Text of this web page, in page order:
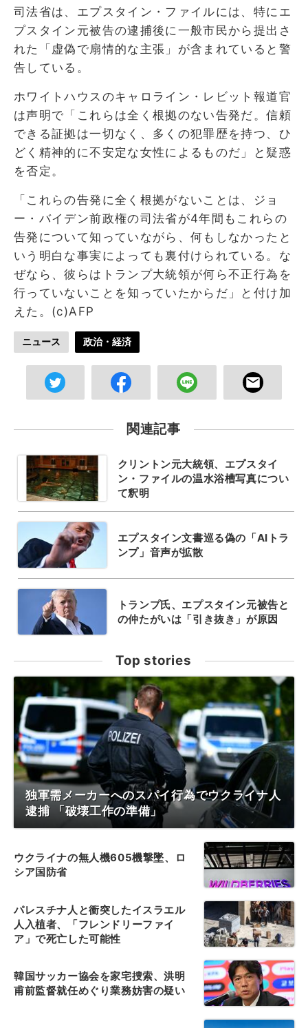
司法省は、エプスタイン・ファイルには、特にエ
プスタイン元被告の逮捕後に一般市民から提出さ
れた「虚偽で扇情的な主張」が含まれていると警
告している。
ホワイトハウスのキャロライン・レビット報道官
は声明で「これらは全く根拠のない告発だ。信頼
できる証拠は一切なく、多くの犯罪歴を持つ、ひ
どく精神的に不安定な女性によるものだ」と疑惑
を否定。
「これらの告発に全く根拠がないことは、ジョ
ー・バイデン前政権の司法省が4年間もこれらの
告発について知っていながら、何もしなかったと
いう明白な事実によっても裏付けられている。な
ぜなら、彼らはトランプ大統領が何ら不正行為を
行っていないことを知っていたからだ」と付け加
えた。(c)AFP
ニュース 政治・経済
関連記事
クリントン元大統領、エプスタイ
ン・ファイルの温水浴槽写真につい
て釈明
エプスタイン文書巡る偽の「AIトラ
ンプ」音声が拡散
トランプ氏、エプスタイン元被告と
の仲たがいは「引き抜き」が原因
Top stories
独軍需メーカーへのスパイ行為でウクライナ人
逮捕 「破壊工作の準備」
ウクライナの無人機605機撃墜、ロ
シア国防省
パレスチナ人と衝突したイスラエル
人入植者、「フレンドリーファイ
ア」で死亡した可能性
韓国サッカー協会を家宅捜索、洪明
甫前監督就任めぐり業務妨害の疑い